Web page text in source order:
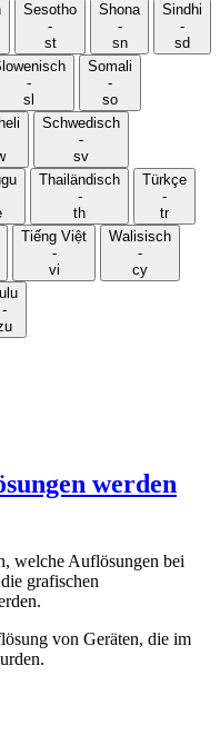
Sesotho
-
st
Shona
-
sn
Sindhi
-
sd
-
sl
Somali
-
so
Schwedisch
-
sv
Thailändisch
-
th
Türkçe
-
tr
Tiếng Việt
-
vi
Walisisch
-
cy
-
werden
welche Auflösungen bei
grafischen
von Geräten, die im